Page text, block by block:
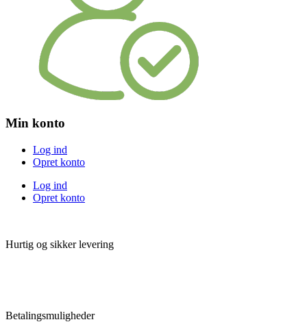
Min konto
Log ind
Opret konto
Log ind
Opret konto
Hurtig og sikker levering
Betalingsmuligheder